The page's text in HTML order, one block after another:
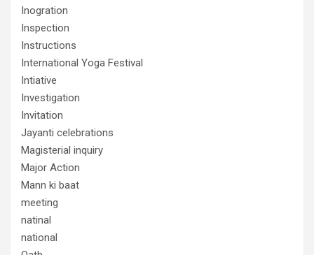
Inogration
Inspection
Instructions
International Yoga Festival
Intiative
Investigation
Invitation
Jayanti celebrations
Magisterial inquiry
Major Action
Mann ki baat
meeting
natinal
national